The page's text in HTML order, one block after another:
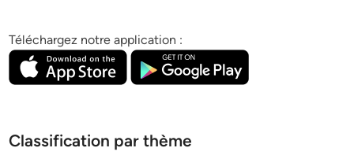
Téléchargez notre application :
Classification par thème